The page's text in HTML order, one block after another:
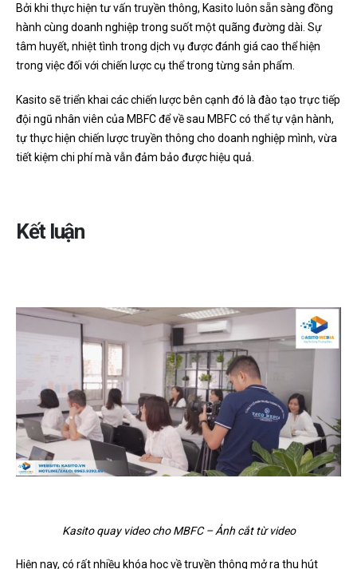
Bởi khi thực hiện tư vấn truyền thông, Kasito luôn sẵn sàng đồng
hành cùng doanh nghiệp trong suốt một quãng đường dài. Sự
tâm huyết, nhiệt tình trong dịch vụ được đánh giá cao thể hiện
trong việc đối với chiến lược cụ thể trong từng sản phẩm.
Kasito sẽ triển khai các chiến lược bên cạnh đó là đào tạo trực tiếp
đội ngũ nhân viên của MBFC để về sau MBFC có thể tự vận hành,
tự thực hiện chiến lược truyền thông cho doanh nghiệp mình, vừa
tiết kiệm chi phí mà vẫn đảm bảo được hiệu quả.
Kết luận
Kasito quay video cho MBFC – Ảnh cắt từ video
Hiện nay, có rất nhiều khóa học về truyền thông mở ra thu hút